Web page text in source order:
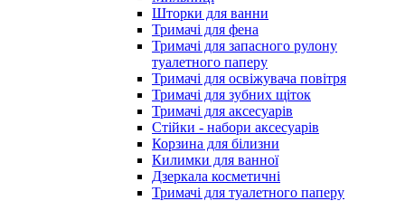
Шторки для ванни
Тримачі для фена
Тримачі для запасного рулону
туалетного паперу
Тримачі для освіжувача повітря
Тримачі для зубних щіток
Тримачі для аксесуарів
Стійки - набори аксесуарів
Корзина для білизни
Килимки для ванної
Дзеркала косметичні
Тримачі для туалетного паперу